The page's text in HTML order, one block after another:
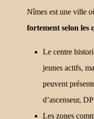
Nîmes est une ville
fortement selon les
Le centre
jeunes actifs,
peuvent
d’ascenseur,
Les zones